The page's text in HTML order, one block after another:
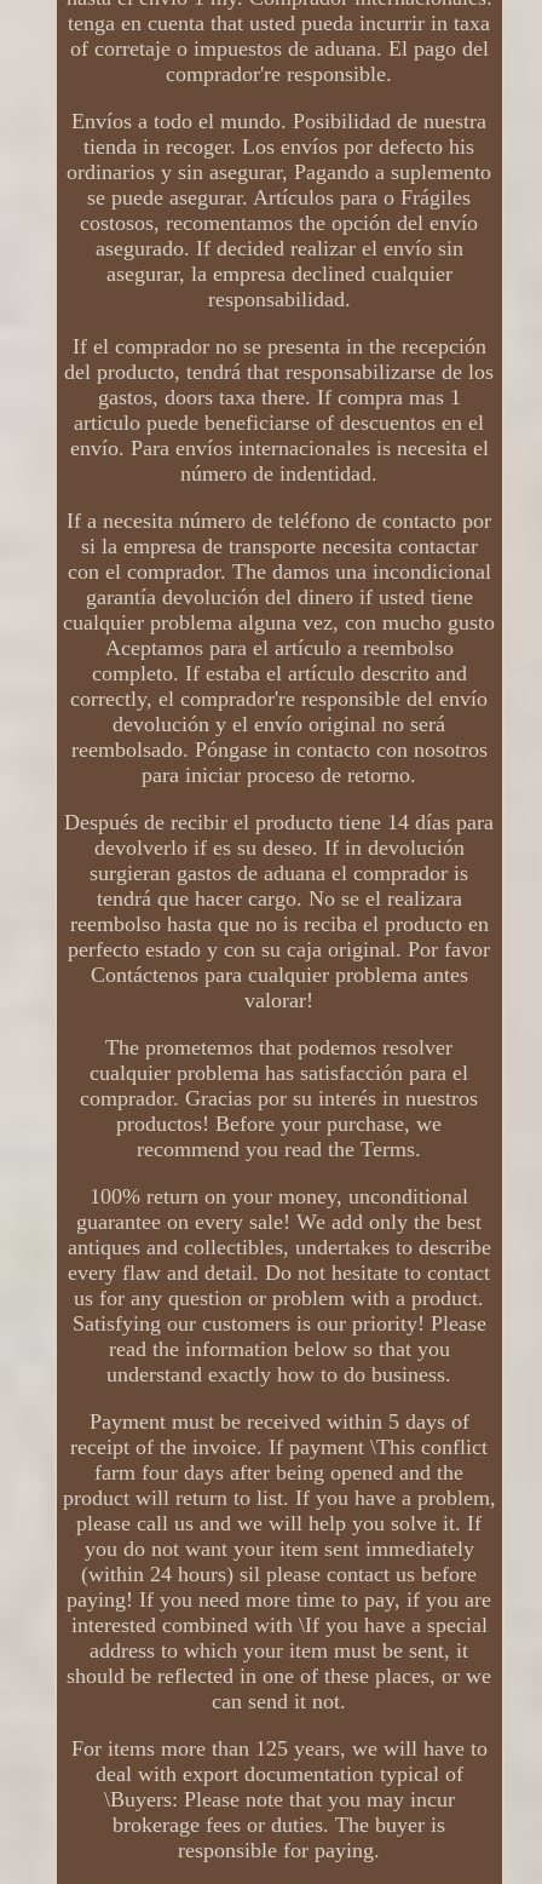
tenga en cuenta that usted pueda incurrir in taxa
of corretaje o impuestos de aduana. El pago del
comprador're responsible.
Envíos a todo el mundo. Posibilidad de nuestra
tienda in recoger. Los envíos por defecto his
ordinarios y sin asegurar, Pagando a suplemento
se puede asegurar. Artículos para o Frágiles
costosos, recomentamos the opción del envío
asegurado. If decided realizar el envío sin
asegurar, la empresa declined cualquier
responsabilidad.
If el comprador no se presenta in the recepción
del producto, tendrá that responsabilizarse de los
gastos, doors taxa there. If compra mas 1
articulo puede beneficiarse of descuentos en el
envío. Para envíos internacionales is necesita el
número de indentidad.
If a necesita número de teléfono de contacto por
si la empresa de transporte necesita contactar
con el comprador. The damos una incondicional
garantía devolución del dinero if usted tiene
cualquier problema alguna vez, con mucho gusto
Aceptamos para el artículo a reembolso
completo. If estaba el artículo descrito and
correctly, el comprador're responsible del envío
devolución y el envío original no será
reembolsado. Póngase in contacto con nosotros
para iniciar proceso de retorno.
Después de recibir el producto tiene 14 días para
devolverlo if es su deseo. If in devolución
surgieran gastos de aduana el comprador is
tendrá que hacer cargo. No se el realizara
reembolso hasta que no is reciba el producto en
perfecto estado y con su caja original. Por favor
Contáctenos para cualquier problema antes
valorar!
The prometemos that podemos resolver
cualquier problema has satisfacción para el
comprador. Gracias por su interés in nuestros
productos! Before your purchase, we
recommend you read the Terms.
100% return on your money, unconditional
guarantee on every sale! We add only the best
antiques and collectibles, undertakes to describe
every flaw and detail. Do not hesitate to contact
us for any question or problem with a product.
Satisfying our customers is our priority! Please
read the information below so that you
understand exactly how to do business.
Payment must be received within 5 days of
receipt of the invoice. If payment \This conflict
farm four days after being opened and the
product will return to list. If you have a problem,
please call us and we will help you solve it. If
you do not want your item sent immediately
(within 24 hours) sil please contact us before
paying! If you need more time to pay, if you are
interested combined with \If you have a special
address to which your item must be sent, it
should be reflected in one of these places, or we
can send it not.
For items more than 125 years, we will have to
deal with export documentation typical of
\Buyers: Please note that you may incur
brokerage fees or duties. The buyer is
responsible for paying.